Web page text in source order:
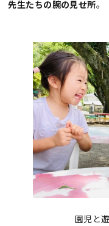
先生たちの腕の見せ所。
園児と